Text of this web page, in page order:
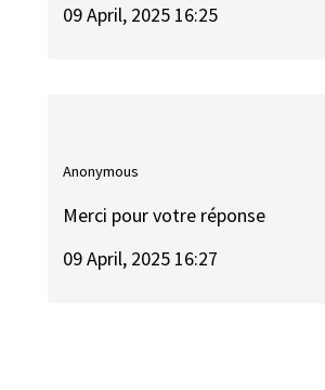
09 April, 2025 16:25
Anonymous
Merci pour votre réponse
09 April, 2025 16:27